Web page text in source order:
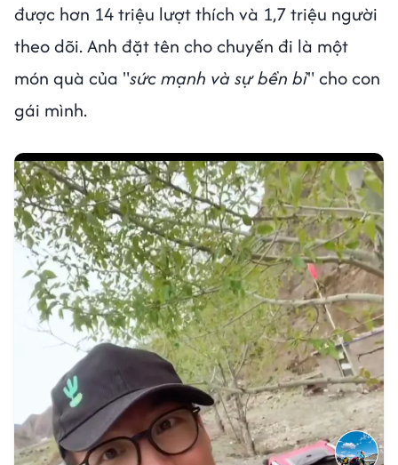
được hơn 14 triệu lượt thích và 1,7 triệu người
theo dõi. Anh đặt tên cho chuyến đi là một
món quà của "sức mạnh và sự bền bỉ" cho con
gái mình.